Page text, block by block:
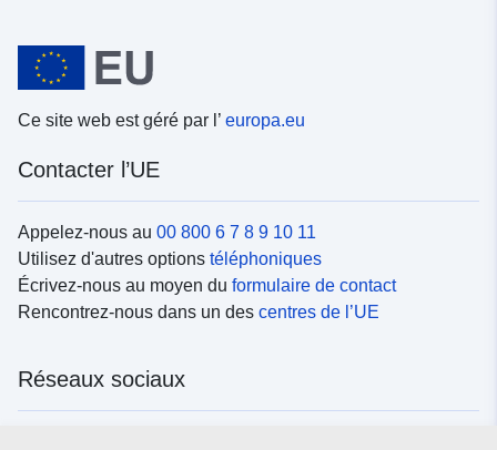
Ce site web est géré par l’ europa.eu
Contacter l’UE
Appelez-nous au 00 800 6 7 8 9 10 11
Utilisez d'autres options téléphoniques
Écrivez-nous au moyen du formulaire de contact
Rencontrez-nous dans un des centres de l’UE
Réseaux sociaux